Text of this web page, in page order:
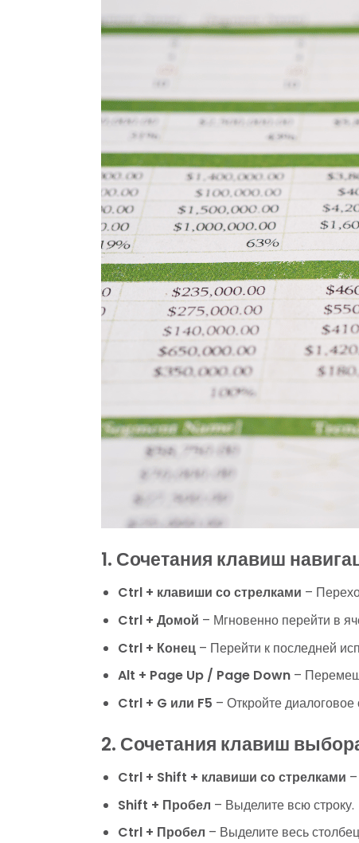
1. Сочетания клавиш
Ctrl + клавиши со стрелками –
Ctrl + Домой – Мгновенно перейти в
Ctrl + Конец– Перейти к последней
Alt + Page Up / Page Down–
Ctrl + G или F5 – Откройте
2. Сочетания клавиш
Ctrl + Shift + клавиши со стрелками
Shift + Пробел – Выделите всю строку.
Ctrl + Пробел – Выделите весь